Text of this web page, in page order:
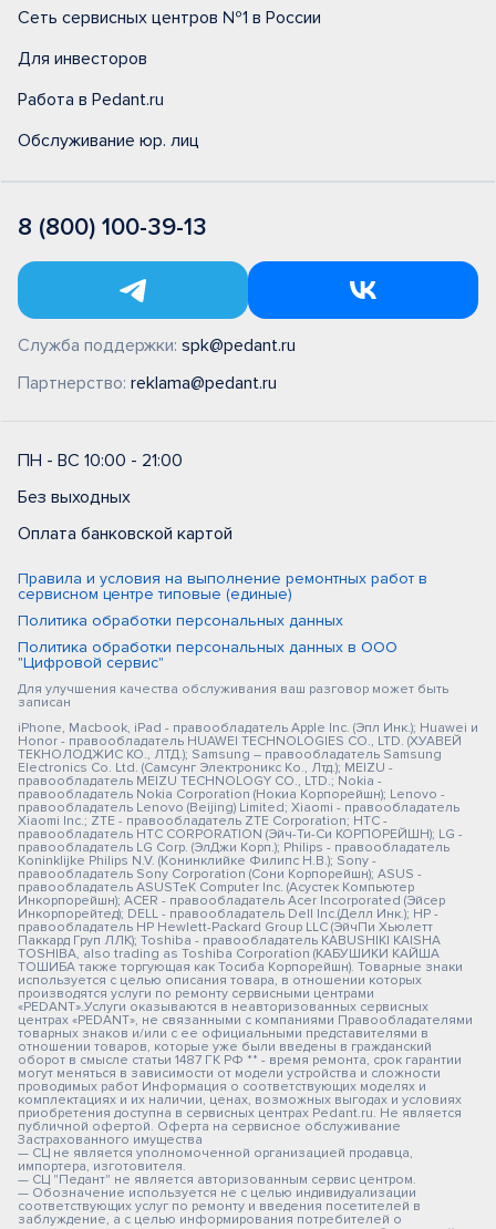
Сеть сервисных центров №1 в России
Для инвесторов
Работа в Pedant.ru
Обслуживание юр. лиц
8 (800) 100-39-13
Служба поддержки: spk@pedant.ru
Партнерство: reklama@pedant.ru
ПН - ВС 10:00 - 21:00
Без выходных
Оплата банковской картой
Правила и условия на выполнение ремонтных работ в
сервисном центре типовые (единые)
Политика обработки персональных данных
Политика обработки персональных данных в ООО
"Цифровой сервис"
Для улучшения качества обслуживания ваш разговор может быть
записан
iPhone, Macbook, iPad - правообладатель Apple Inc. (Эпл Инк.); Huawei и
Honor - правообладатель HUAWEI TECHNOLOGIES CO., LTD. (ХУАВЕЙ
ТЕКНОЛОДЖИС КО., ЛТД.); Samsung – правообладатель Samsung
Electronics Co. Ltd. (Самсунг Электроникс Ко., Лтд.); MEIZU -
правообладатель MEIZU TECHNOLOGY CO., LTD.; Nokia -
правообладатель Nokia Corporation (Нокиа Корпорейшн); Lenovo -
правообладатель Lenovo (Beijing) Limited; Xiaomi - правообладатель
Xiaomi Inc.; ZTE - правообладатель ZTE Corporation; HTC -
правообладатель HTC CORPORATION (Эйч-Ти-Си КОРПОРЕЙШН); LG -
правообладатель LG Corp. (ЭлДжи Корп.); Philips - правообладатель
Koninklijke Philips N.V. (Конинклийке Филипс Н.В.); Sony -
правообладатель Sony Corporation (Сони Корпорейшн); ASUS -
правообладатель ASUSTeK Computer Inc. (Асустек Компьютер
Инкорпорейшн); ACER - правообладатель Acer Incorporated (Эйсер
Инкорпорейтед); DELL - правообладатель Dell Inc.(Делл Инк.); HP -
правообладатель HP Hewlett-Packard Group LLC (ЭйчПи Хьюлетт
Паккард Груп ЛЛК); Toshiba - правообладатель KABUSHIKI KAISHA
TOSHIBA, also trading as Toshiba Corporation (КАБУШИКИ КАЙША
ТОШИБА также торгующая как Тосиба Корпорейшн). Товарные знаки
используется с целью описания товара, в отношении которых
производятся услуги по ремонту сервисными центрами
«PEDANT».Услуги оказываются в неавторизованных сервисных
центрах «PEDANT», не связанными с компаниями Правообладателями
товарных знаков и/или с ее официальными представителями в
отношении товаров, которые уже были введены в гражданский
оборот в смысле статьи 1487 ГК РФ ** - время ремонта, срок гарантии
могут меняться в зависимости от модели устройства и сложности
проводимых работ Информация о соответствующих моделях и
комплектациях и их наличии, ценах, возможных выгодах и условиях
приобретения доступна в сервисных центрах Pedant.ru. Не является
публичной офертой. Оферта на сервисное обслуживание
Застрахованного имущества
— СЦ не является уполномоченной организацией продавца,
импортера, изготовителя.
— СЦ "Педант" не является авторизованным сервис центром.
— Обозначение используется не с целью индивидуализации
соответствующих услуг по ремонту и введения посетителей в
заблуждение, а с целью информирования потребителей о